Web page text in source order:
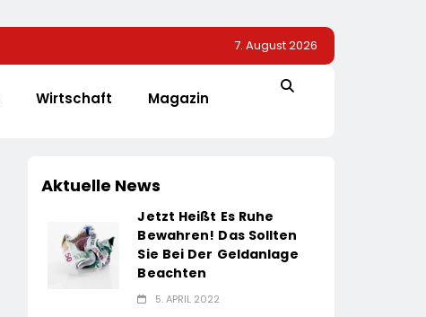
7. August 2026
Wirtschaft Magazin
Aktuelle News
Jetzt Heißt Es Ruhe
Bewahren! Das Sollten
Sie Bei Der Geldanlage
Beachten
5. APRIL 2022